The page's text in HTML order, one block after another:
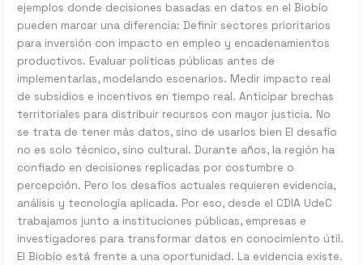
ejemplos donde decisiones basadas en datos en el Biobío
pueden marcar una diferencia: Definir sectores prioritarios
para inversión con impacto en empleo y encadenamientos
productivos. Evaluar políticas públicas antes de
implementarlas, modelando escenarios. Medir impacto real
de subsidios e incentivos en tiempo real. Anticipar brechas
territoriales para distribuir recursos con mayor justicia. No
se trata de tener más datos, sino de usarlos bien El desafío
no es solo técnico, sino cultural. Durante años, la región ha
confiado en decisiones replicadas por costumbre o
percepción. Pero los desafíos actuales requieren evidencia,
análisis y tecnología aplicada. Por eso, desde el CDIA UdeC
trabajamos junto a instituciones públicas, empresas e
investigadores para transformar datos en conocimiento útil.
El Biobío está frente a una oportunidad. La evidencia existe.